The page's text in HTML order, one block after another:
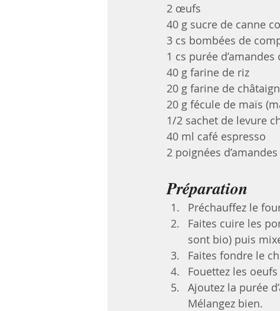
2 œufs
40 g sucre de canne
3 cs bombées de
1 cs purée
40 g farine de riz
20 g farine de
20 g fécule de maïs
1/2 sachet de levure
40 ml café espresso
2 poignées
Préparation
Préchauffez le
Faites cuire les
sont bio) puis
Faites fondre le
Fouettez les
Ajoutez la purée
Mélangez bien.